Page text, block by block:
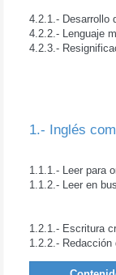
4.2.1.- Desarrollo
4.2.2.- Lenguaje
4.2.3.-
1.- Inglés
1.1.1.- Leer para
1.1.2.- Leer en
1.2.1.- Escritura
1.2.2.- Redacción